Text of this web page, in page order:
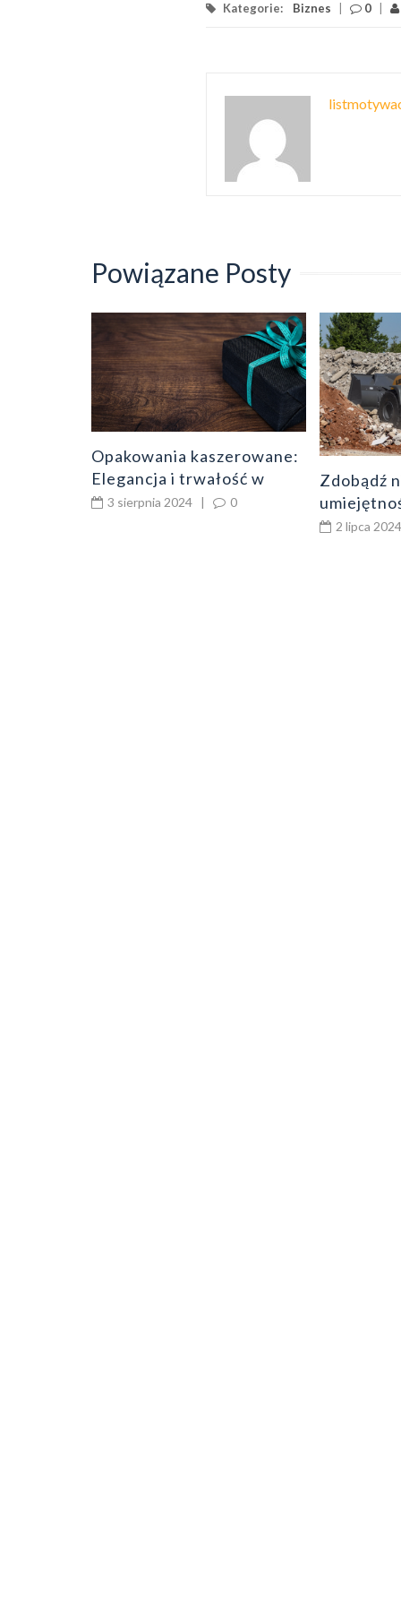
Kategorie: Biznes 0
Powiązane Posty
Opakowania kaszerowane:
Elegancja i trwałość w
jednym
3 sierpnia 2024 | 0
Zdobądź
ładowarki
2 lipca 2024